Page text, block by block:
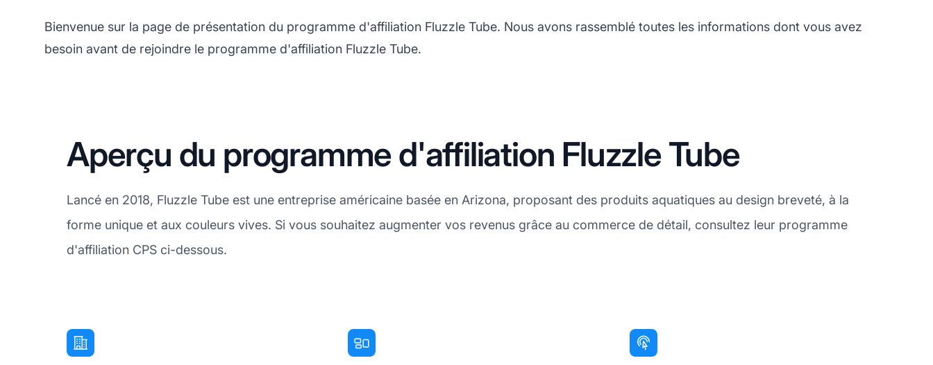
Bienvenue sur la page de présentation du programme d'affiliation Fluzzle Tube. Nous avons rassemblé toutes les informations dont vous avez
besoin avant de rejoindre le programme d'affiliation Fluzzle Tube.
Aperçu du programme d'affiliation Fluzzle Tube
Lancé en 2018, Fluzzle Tube est une entreprise américaine basée en Arizona, proposant des produits aquatiques au design breveté, à la
forme unique et aux couleurs vives. Si vous souhaitez augmenter vos revenus grâce au commerce de détail, consultez leur programme
d'affiliation CPS ci-dessous.